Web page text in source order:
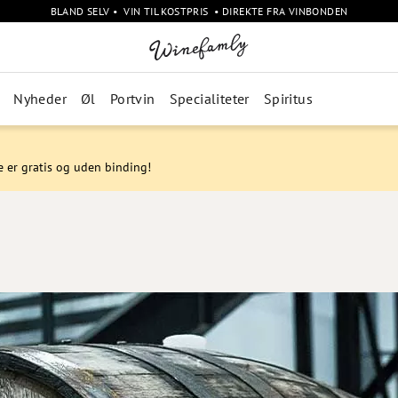
BLAND SELV • VIN TIL KOSTPRIS • DIREKTE FRA VINBONDEN
Nyheder Øl Portvin Specialiteter Spiritus
er gratis og uden binding!